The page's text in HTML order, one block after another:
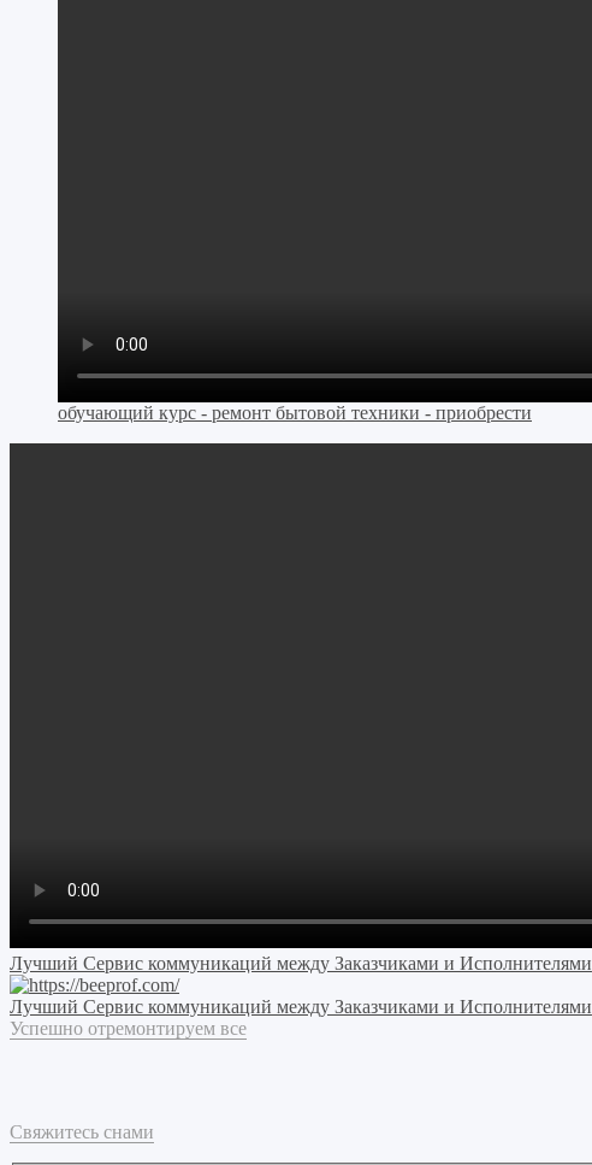
обучающий курс - ремонт бытовой техники - приобрести
Лучший Сервис коммуникаций между Заказчиками и Исполнителями
Лучший Сервис коммуникаций между Заказчиками и Исполнителями
Успешно отремонтируем все
Свяжитесь снами